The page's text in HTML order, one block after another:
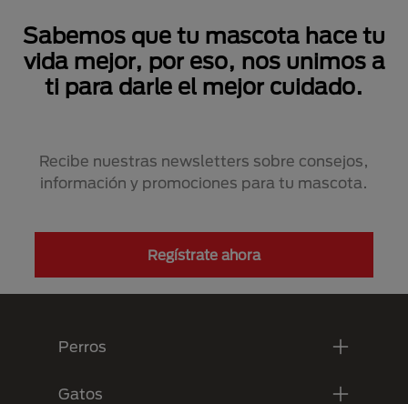
Sabemos que tu mascota hace tu
vida mejor, por eso, nos unimos a
ti para darle el mejor cuidado.
Recibe nuestras newsletters sobre consejos,
información y promociones para tu mascota.
Regístrate ahora
Perros
Gatos